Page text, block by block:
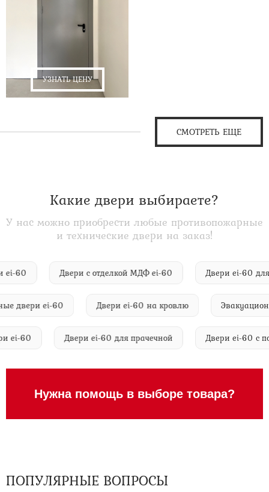
УЗНАТЬ ЦЕНУ
СМОТРЕТЬ ЕЩЕ
Какие двери выбираете?
У нас можно приобрести любые противопожарные
и технические двери на заказ!
ei-60 Двери с отделкой МДФ ei-60 Двери ei-60
ei-60 Двери ei-60 на кровлю
ei-60 Двери ei-60 для прачечной Двери ei-
Нужна помощь в выборе товара?
ПОПУЛЯРНЫЕ ВОПРОСЫ